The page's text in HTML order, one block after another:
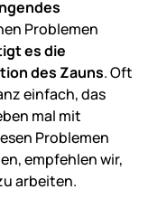
Problemen
es die
des Zauns. Oft
einfach, das
mal mit
Problemen
empfehlen wir,
arbeiten.